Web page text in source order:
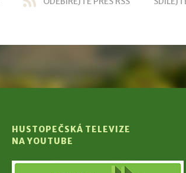
HUSTOPEČSKÁ TELEVIZE
NA YOUTUBE